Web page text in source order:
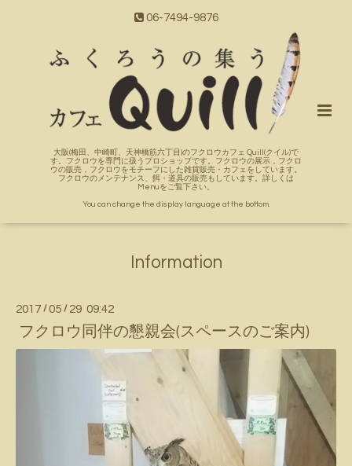
06-7494-9876
大阪(梅田、中崎町、天神橋筋六丁目)のフクロウカフェ Quill(クイル)で
す。フクロウを専門に扱うプロショップです。フクロウの展示，フクロ
ウの販売，フクロウをモチーフにした雑貨販売・カフェをしています。
フクロウのメンテナンス、餌・道具の販売もしています。詳しくは
Menuをご覧下さい。
You can change the display language at the bottom.
Information
2017 / 05 / 29 09:42
フクロウ同伴の懇親会(スペースのご案内)